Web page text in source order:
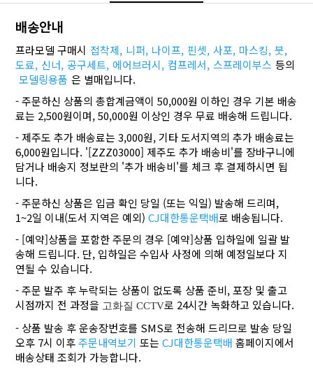
배송안내
프라모델 구매시 접착제, 니퍼, 나이프, 핀셋, 사포, 마스킹, 붓,
도료, 신너, 공구세트, 에어브러시, 컴프레서, 스프레이부스 등의
모델링용품 은 별매입니다.
- 주문하신 상품의 총합계금액이 50,000원 이하인 경우 기본 배송
료는 2,500원이며, 50,000원 이상인 경우 무료 배송해 드립니다.
- 제주도 추가 배송료는 3,000원, 기타 도서지역의 추가 배송료는
6,000원입니다. '[ZZZ03000] 제주도 추가 배송비'를 장바구니에
담거나 배송지 정보란의 '추가 배송비'를 체크 후 결제하시면 됩
니다.
- 주문하신 상품은 입금 확인 당일 (또는 익일) 발송해 드리며,
1~2일 이내(도서 지역은 예외)CJ대한통운택배로 배송됩니다.
- [예약]상품을 포함한 주문의 경우 [예약]상품 입하일에 일괄 발
송해 드립니다. 단, 입하일은 수입사 사정에 의해 예정일보다 지
연될 수 있습니다.
- 주문 발주 후 누락되는 상품이 없도록 상품 준비, 포장 및 출고
시점까지 전 과정을 고화질 CCTV로 24시간 녹화하고 있습니다.
- 상품 발송 후 운송장번호를 SMS로 전송해 드리므로 발송 당일
오후 7시 이후주문내역보기 또는CJ대한통운택배 홈페이지에서
배송상태 조회가 가능합니다.